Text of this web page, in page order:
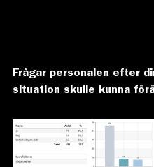
Frågar personalen efter
situation skulle kunna